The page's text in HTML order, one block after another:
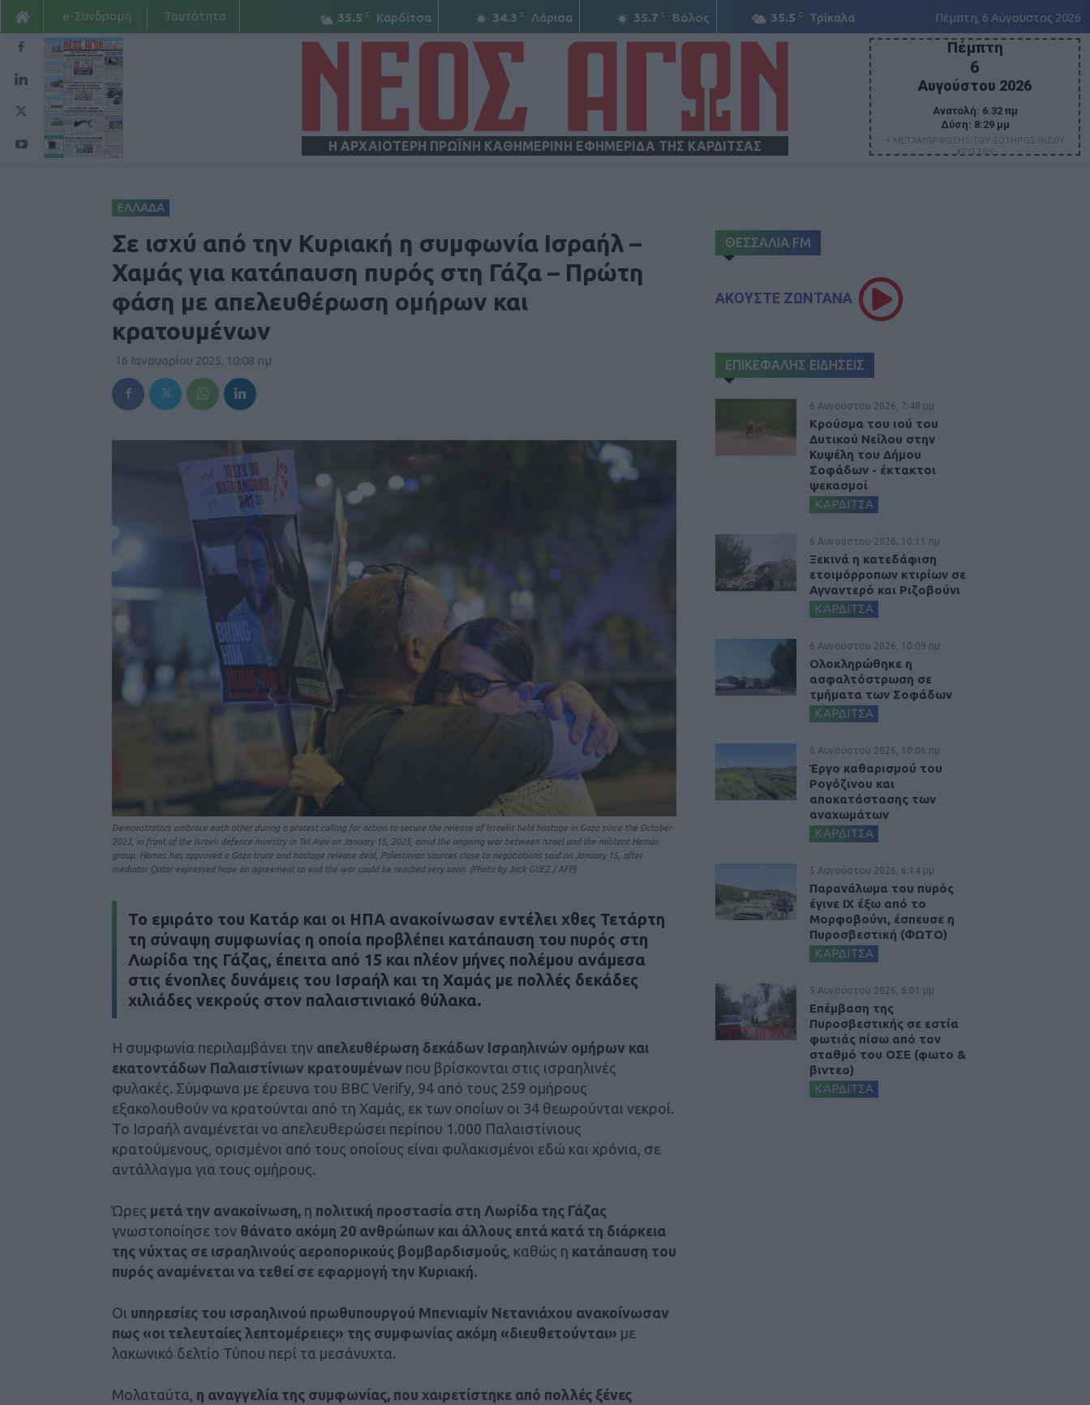
35.5 C Καρδίτσα 34.3 C Λάρισα 35.7 C Βόλος 35.5 C Τρίκαλα Πέμπτη, 6 Αύγουστος 2026
e-Συνδρομή Ταυτότητα
Η ΑΡΧΑΙΟΤΕΡΗ ΠΡΩΪΝΗ ΚΑΘΗΜΕΡΙΝΗ ΕΦΗΜΕΡΙΔΑ ΤΗΣ ΚΑΡΔΙΤΣΑΣ
Πέμπτη
6
Αυγούστου 2026
Ανατολή: 6:32 πμ
Δύση: 8:29 μμ
+ ΜΕΤΑΜΟΡΦΩΣΗΣ ΤΟΥ ΣΩΤΗΡΟΣ ΙΗΣΟΥ
ΧΡΙΣΤΟΥ
ΕΛΛΑΔΑ
Σε ισχύ από την Κυριακή η συμφωνία Ισραήλ –
Χαμάς για κατάπαυση πυρός στη Γάζα – Πρώτη
φάση με απελευθέρωση ομήρων και
κρατουμένων
16 Ιανουαρίου 2025, 10:08 πμ
Demonstrators embrace each other during a protest calling for action to secure the release of Israelis held hostage in Gaza since the October
2023, in front of the Israeli defence ministry in Tel Aviv on January 15, 2025, amid the ongoing war between Israel and the militant Hamas
group. Hamas has approved a Gaza truce and hostage release deal, Palestinian sources close to negotiations said on January 15, after
mediator Qatar expressed hope an agreement to end the war could be reached very soon. (Photo by Jack GUEZ / AFP)
Το εμιράτο του Κατάρ και οι ΗΠΑ ανακοίνωσαν εντέλει χθες Τετάρτη
τη σύναψη συμφωνίας η οποία προβλέπει κατάπαυση του πυρός στη
Λωρίδα της Γάζας, έπειτα από 15 και πλέον μήνες πολέμου ανάμεσα
στις ένοπλες δυνάμεις του Ισραήλ και τη Χαμάς με πολλές δεκάδες
χιλιάδες νεκρούς στον παλαιστινιακό θύλακα.
Η συμφωνία περιλαμβάνει την απελευθέρωση δεκάδων Ισραηλινών ομήρων και
εκατοντάδων Παλαιστίνιων κρατουμένων που βρίσκονται στις ισραηλινές
φυλακές. Σύμφωνα με έρευνα του BBC Verify, 94 από τους 259 ομήρους
εξακολουθούν να κρατούνται από τη Χαμάς, εκ των οποίων οι 34 θεωρούνται νεκροί.
Το Ισραήλ αναμένεται να απελευθερώσει περίπου 1.000 Παλαιστίνιους
κρατούμενους, ορισμένοι από τους οποίους είναι φυλακισμένοι εδώ και χρόνια, σε
αντάλλαγμα για τους ομήρους.
Ώρες μετά την ανακοίνωση, η πολιτική προστασία στη Λωρίδα της Γάζας
γνωστοποίησε τον θάνατο ακόμη 20 ανθρώπων και άλλους επτά κατά τη διάρκεια
της νύχτας σε ισραηλινούς αεροπορικούς βομβαρδισμούς , καθώς η κατάπαυση του
πυρός αναμένεται να τεθεί σε εφαρμογή την Κυριακή.
Οι υπηρεσίες του ισραηλινού πρωθυπουργού Μπενιαμίν Νετανιάχου ανακοίνωσαν
πως «οι τελευταίες λεπτομέρειες» της συμφωνίας ακόμη «διευθετούνται» με
λακωνικό δελτίο Τύπου περί τα μεσάνυχτα.
Μολαταύτα, η αναγγελία της συμφωνίας, που χαιρετίστηκε από πολλές ξένες
ΘΕΣΣΑΛΙΑ FM
ΑΚΟΥΣΤΕ ΖΩΝΤΑΝΑ
ΕΠΙΚΕΦΑΛΗΣ ΕΙΔΗΣΕΙΣ
6 Αυγούστου 2026, 7:48 μμ
Κρούσμα του ιού του
Δυτικού Νείλου στην
Κυψέλη του Δήμου
Σοφάδων - έκτακτοι
ψεκασμοί
ΚΑΡΔΙΤΣΑ
6 Αυγούστου 2026, 10:11 πμ
Ξεκινά η κατεδάφιση
ετοιμόρροπων κτιρίων σε
Αγναντερό και Ριζοβούνι
ΚΑΡΔΙΤΣΑ
6 Αυγούστου 2026, 10:09 πμ
Ολοκληρώθηκε η
ασφαλτόστρωση σε
τμήματα των Σοφάδων
ΚΑΡΔΙΤΣΑ
6 Αυγούστου 2026, 10:06 πμ
Έργο καθαρισμού του
Ρογόζινου και
αποκατάστασης των
αναχωμάτων
ΚΑΡΔΙΤΣΑ
5 Αυγούστου 2026, 6:14 μμ
Παρανάλωμα του πυρός
έγινε ΙΧ έξω από το
Μορφοβούνι, έσπευσε η
Πυροσβεστική (ΦΩΤΟ)
ΚΑΡΔΙΤΣΑ
5 Αυγούστου 2026, 6:01 μμ
Επέμβαση της
Πυροσβεστικής σε εστία
φωτιάς πίσω από τον
σταθμό του ΟΣΕ (φωτο &
βιντεο)
ΚΑΡΔΙΤΣΑ